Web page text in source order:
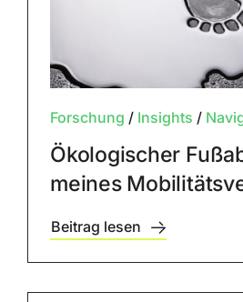
Forschung / Insights /
Ökologischer
meines
Beitrag lesen